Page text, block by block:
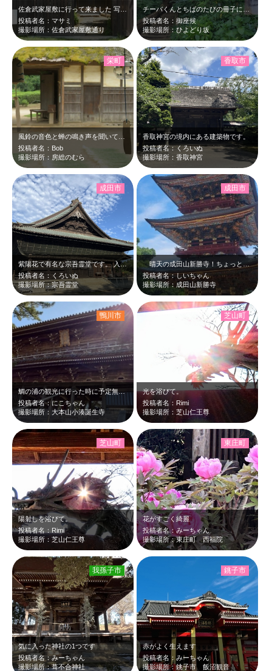
佐倉武家屋敷に行って来ました 写真は旧武居家住宅です
投稿者名：マサミ
撮影場所：佐倉武家屋敷通り
投稿者名：御座候
撮影場所：ひよどり坂
風鈴の音色と蝉の鳴き声を聞いている 暑中涼の夏の日
投稿者名：Bob
撮影場所：房総のむら
栄町
香取神宮の境内にある建築物です。
投稿者名：くろいぬ
撮影場所：香取神宮
香取市
紫陽花で有名な宗吾霊堂です。 入口のお店で売っている、ゆで卵がとてもおいしい…
投稿者名：くろいぬ
撮影場所：宗吾霊堂
成田市
晴天の成田山新勝寺！ちょっとおかしな言い方をしますが…すこ～しだけぼぅっとな…
投稿者名：しいちゃん
撮影場所：成田山新勝寺
成田市
鯛の浦の観光に行った時に予定無かったけどすぐ近くにあった誕生寺に行ってみたら仁…
投稿者名：にこちゃん
撮影場所：大本山小湊誕生寺
鴨川市
光を浴びて。
投稿者名：Rimi
撮影場所：芝山仁王尊
芝山町
陽射しを浴びて。
投稿者名：Rimi
撮影場所：芝山仁王尊
芝山町
花がすごく綺麗
投稿者名：みーちゃん
撮影場所：東庄町 西福院
東庄町
気に入った神社の1つです
投稿者名：みーちゃん
撮影場所：葺不合神社
我孫子市
赤がよく生えます
投稿者名：みーちゃん
撮影場所：銚子市 飯沼観音
銚子市